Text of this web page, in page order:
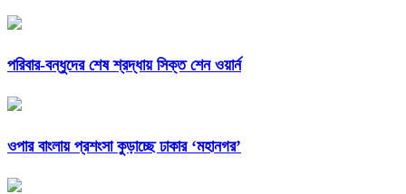
পরিবার-বন্ধুদের শেষ শ্রদ্ধায় সিক্ত শেন ওয়ার্ন
ওপার বাংলায় প্রশংসা কুড়াচ্ছে ঢাকার ‘মহানগর’